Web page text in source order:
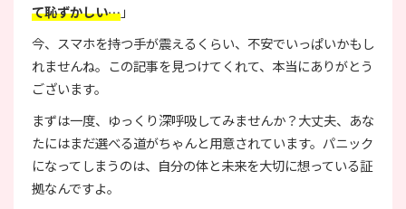
て恥ずかしい…」
今、スマホを持つ手が震えるくらい、不安でいっぱいかもし
れませんね。この記事を見つけてくれて、本当にありがとう
ございます。
まずは一度、ゆっくり深呼吸してみませんか？大丈夫、あな
たにはまだ選べる道がちゃんと用意されています。パニック
になってしまうのは、自分の体と未来を大切に想っている証
拠なんですよ。